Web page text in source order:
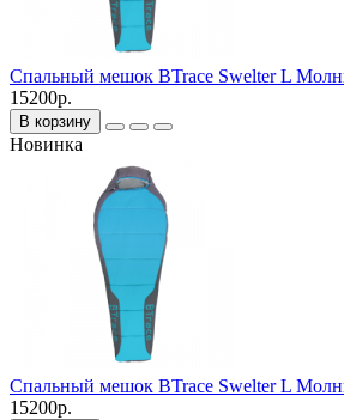
Спальный мешок BTrace Swelter L
15200р.
В корзину
Новинка
Спальный мешок BTrace Swelter L
15200р.